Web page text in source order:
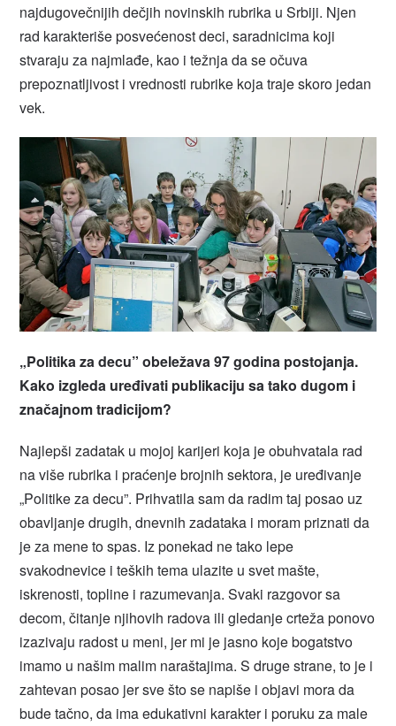
najdugovečnijih dečjih novinskih rubrika u Srbiji. Njen
rad karakteriše posvećenost deci, saradnicima koji
stvaraju za najmlađe, kao i težnja da se očuva
prepoznatljivost i vrednosti rubrike koja traje skoro jedan
vek.
„Politika za decu” obeležava 97 godina postojanja.
Kako izgleda uređivati publikaciju sa tako dugom i
značajnom tradicijom?
Najlepši zadatak u mojoj karijeri koja je obuhvatala rad
na više rubrika i praćenje brojnih sektora, je uređivanje
„Politike za decu”. Prihvatila sam da radim taj posao uz
obavljanje drugih, dnevnih zadataka i moram priznati da
je za mene to spas. Iz ponekad ne tako lepe
svakodnevice i teških tema ulazite u svet mašte,
iskrenosti, topline i razumevanja. Svaki razgovor sa
decom, čitanje njihovih radova ili gledanje crteža ponovo
izazivaju radost u meni, jer mi je jasno koje bogatstvo
imamo u našim malim naraštajima. S druge strane, to je i
zahtevan posao jer sve što se napiše i objavi mora da
bude tačno, da ima edukativni karakter i poruku za male